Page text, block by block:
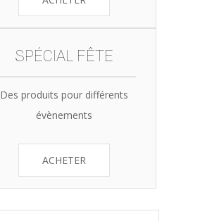
SPÉCIAL FÊTE
Des produits pour différents
évènements
ACHETER